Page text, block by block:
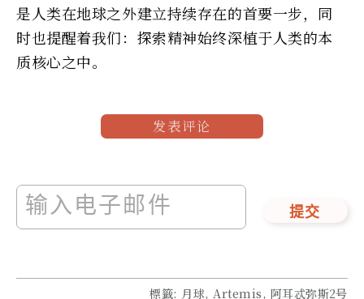
是人类在地球之外建立持续存在的首要一步，同
时也提醒着我们：探索精神始终深植于人类的本
质核心之中。
发表评论
提交
標籤: 月球, Artemis, 阿耳忒弥斯2号